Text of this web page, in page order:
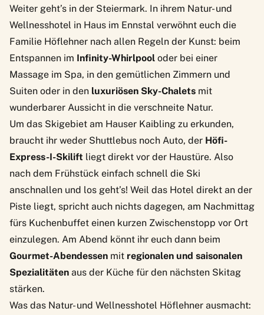
Weiter geht’s in der Steiermark. In ihrem Natur- und
Wellnesshotel in Haus im Ennstal verwöhnt euch die
Familie Höflehner nach allen Regeln der Kunst: beim
Entspannen im Infinity-Whirlpool oder bei einer
Massage im Spa, in den gemütlichen Zimmern und
Suiten oder in den luxuriösen Sky-Chalets mit
wunderbarer Aussicht in die verschneite Natur.
Um das Skigebiet am Hauser Kaibling zu erkunden,
braucht ihr weder Shuttlebus noch Auto, der Höfi-
Express-I-Skilift liegt direkt vor der Haustüre. Also
nach dem Frühstück einfach schnell die Ski
anschnallen und los geht’s! Weil das Hotel direkt an der
Piste liegt, spricht auch nichts dagegen, am Nachmittag
fürs Kuchenbuffet einen kurzen Zwischenstopp vor Ort
einzulegen. Am Abend könnt ihr euch dann beim
Gourmet-Abendessen mit regionalen und saisonalen
Spezialitäten aus der Küche für den nächsten Skitag
stärken.
Was das Natur- und Wellnesshotel Höflehner ausmacht: